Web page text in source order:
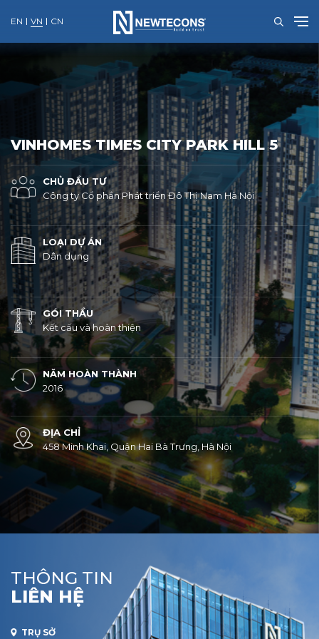
VINHOMES TIMES CITY PARK HILL 5
CHỦ ĐẦU TƯ
Công ty Cổ phần Phát triển Đô Thị Nam Hà Nội
LOẠI DỰ ÁN
Dân dụng
GÓI THẦU
Kết cấu và hoàn thiện
NĂM HOÀN THÀNH
2016
ĐỊA CHỈ
458 Minh Khai, Quận Hai Bà Trưng, Hà Nội
THÔNG TIN
LIÊN HỆ
TRỤ SỞ
EN VN CN